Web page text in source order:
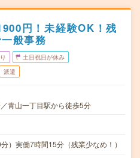
円！未経験OK！残
般事務
土日祝日が休み
派遣
青山一丁目駅から徒歩5分
）実働7時間15分（残業少なめ！）